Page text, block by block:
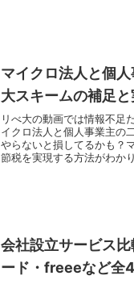
マイクロ法人と個
大スキームの補足と
リべ大の動画では情報不足
イクロ法人と個人事業主の
やらないと損してるかも？
節税を実現する方法がわか
会社設立サービス
ード・freeeなど全4